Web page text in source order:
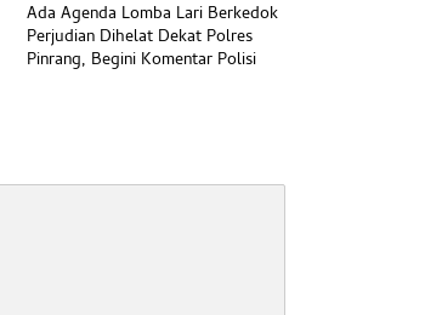
Ada Agenda Lomba Lari Berkedok
Perjudian Dihelat Dekat Polres
Pinrang, Begini Komentar Polisi